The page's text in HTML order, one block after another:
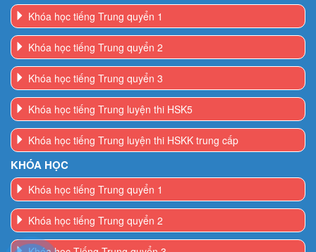
Khóa học tiếng Trung quyển 1
Khóa học tiếng Trung quyển 2
Khóa học tiếng Trung quyển 3
Khóa học tiếng Trung luyện thi HSK5
Khóa học tiếng Trung luyện thi HSKK trung cấp
KHÓA HỌC
Khóa học tiếng Trung quyển 1
Khóa học tiếng Trung quyển 2